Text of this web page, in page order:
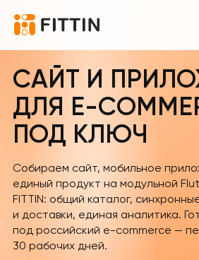
САЙТ И
ДЛЯ E-
ПОД КЛЮЧ
Собираем сайт, мобильное
единый продукт на модульной
FITTIN: общий каталог,
и доставки, единая аналитика.
под российский e-commerce —
30 рабочих дней.